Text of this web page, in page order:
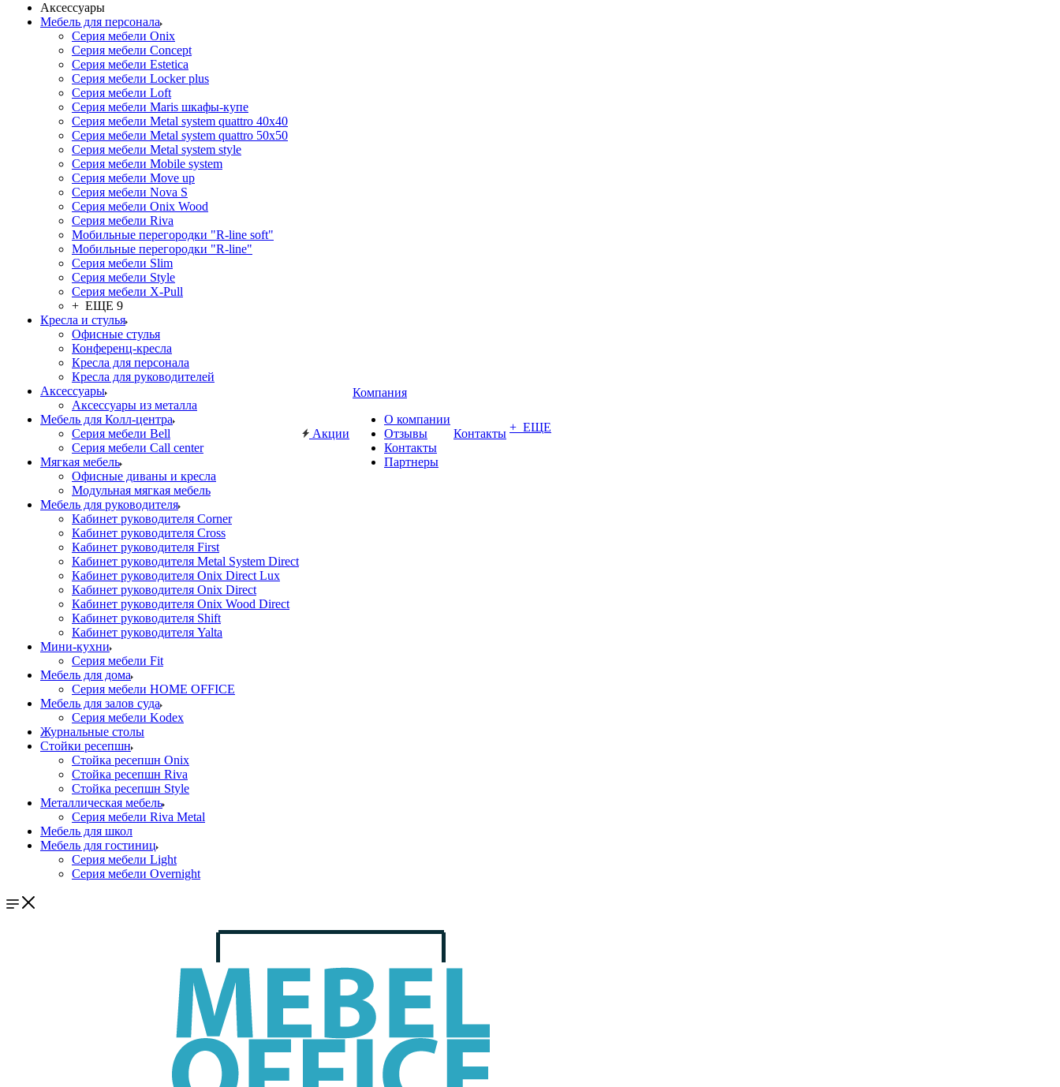
Аксессуары
Мебель для персонала
Серия мебели Onix
Серия мебели Concept
Серия мебели Estetica
Серия мебели Locker plus
Серия мебели Loft
Серия мебели Maris шкафы-купе
Серия мебели Metal system quattro 40x40
Серия мебели Metal system quattro 50x50
Серия мебели Metal system style
Серия мебели Mobile system
Серия мебели Move up
Серия мебели Nova S
Серия мебели Onix Wood
Серия мебели Riva
Мобильные перегородки "R-line soft"
Мобильные перегородки "R-line"
Серия мебели Slim
Серия мебели Style
Серия мебели X-Pull
+ ЕЩЕ 9
Кресла и стулья
Офисные стулья
Конференц-кресла
Кресла для персонала
Кресла для руководителей
Аксессуары
Аксессуары из металла
Мебель для Колл-центра
Серия мебели Bell
Серия мебели Call center
Мягкая мебель
Офисные диваны и кресла
Модульная мягкая мебель
Мебель для руководителя
Кабинет руководителя Corner
Кабинет руководителя Cross
Кабинет руководителя First
Кабинет руководителя Metal System Direct
Кабинет руководителя Onix Direct Lux
Кабинет руководителя Onix Direct
Кабинет руководителя Onix Wood Direct
Кабинет руководителя Shift
Кабинет руководителя Yalta
Мини-кухни
Серия мебели Fit
Мебель для дома
Серия мебели HOME OFFICE
Мебель для залов суда
Серия мебели Kodex
Журнальные столы
Стойки ресепшн
Стойка ресепшн Onix
Стойка ресепшн Riva
Стойка ресепшн Style
Металлическая мебель
Серия мебели Riva Metal
Мебель для школ
Мебель для гостиниц
Серия мебели Light
Серия мебели Overnight
Акции
Компания
О компании
Отзывы
Контакты
Партнеры
Контакты + ЕЩЕ